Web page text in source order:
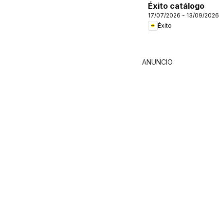
Éxito catálogo
17/07/2026 - 13/09/2026
Éxito
ANUNCIO